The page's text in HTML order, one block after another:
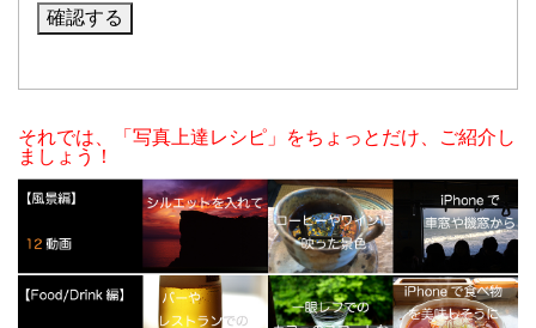
それでは、「写真上達レシピ」をちょっとだけ、ご紹介し
ましょう！